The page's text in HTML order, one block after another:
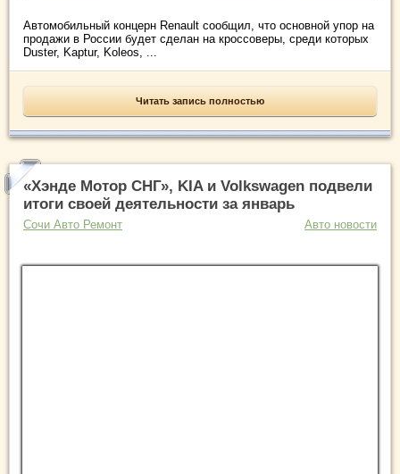
Автомобильный концерн Renault сообщил, что основной упор на
продажи в России будет сделан на кроссоверы, среди которых
Duster, Kaptur, Koleos, ...
Читать запись полностью
«Хэнде Мотор СНГ», KIA и Volkswagen подвели
итоги своей деятельности за январь
Сочи Авто Ремонт Авто новости